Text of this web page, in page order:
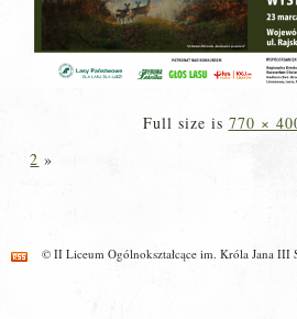
Full size is 770 ×
2 »
© II Liceum Ogólnokształcące im. Króla Jana III